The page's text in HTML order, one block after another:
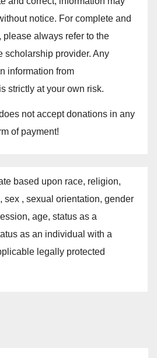
notice. For complete and
please always refer to the
scholarship provider. Any
information from
strictly at your own risk.
not accept donations in any
of payment!
based upon race, religion,
sex , sexual orientation, gender
age, status as a
as an individual with a
legally protected